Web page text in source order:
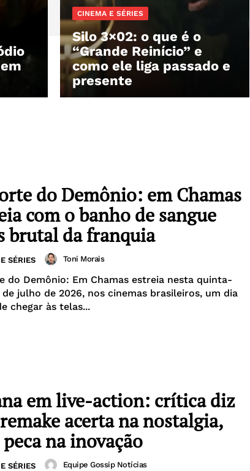
CINEMA E SÉRIES
Silo 3×02: o que é o
“Grande Reinício” e
como ele liga passado e
presente
do Demônio: em Chamas
com o banho de sangue
brutal da franquia
SÉRIES Toni Morais
do Demônio: Em Chamas estreia nesta quinta-
julho de 2026, nos cinemas brasileiros, um dia
chegar às telas...
em live-action: crítica diz
acerta na nostalgia,
na inovação
SÉRIES Equipe Gossip Notícias